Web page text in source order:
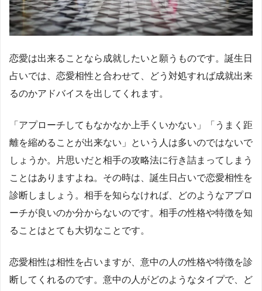
恋愛は出来ることなら成就したいと願うものです。誕生日
占いでは、恋愛相性と合わせて、どう対処すれば成就出来
るのかアドバイスを出してくれます。
「アプローチしてもなかなか上手くいかない」「うまく距
離を縮めることが出来ない」という人は多いのではないで
しょうか。片思いだと相手の攻略法に行き詰まってしまう
ことはありますよね。その時は、誕生日占いで恋愛相性を
診断しましょう。相手を知らなければ、どのようなアプロ
ーチが良いのか分からないのです。相手の性格や特徴を知
ることはとても大切なことです。
恋愛相性は相性を占いますが、意中の人の性格や特徴を診
断してくれるのです。意中の人がどのようなタイプで、ど